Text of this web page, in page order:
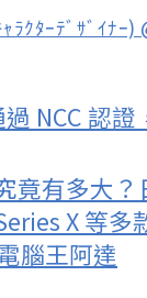
ﾗｸﾀｰﾃﾞｻﾞｲﾅｰ
NCC 認